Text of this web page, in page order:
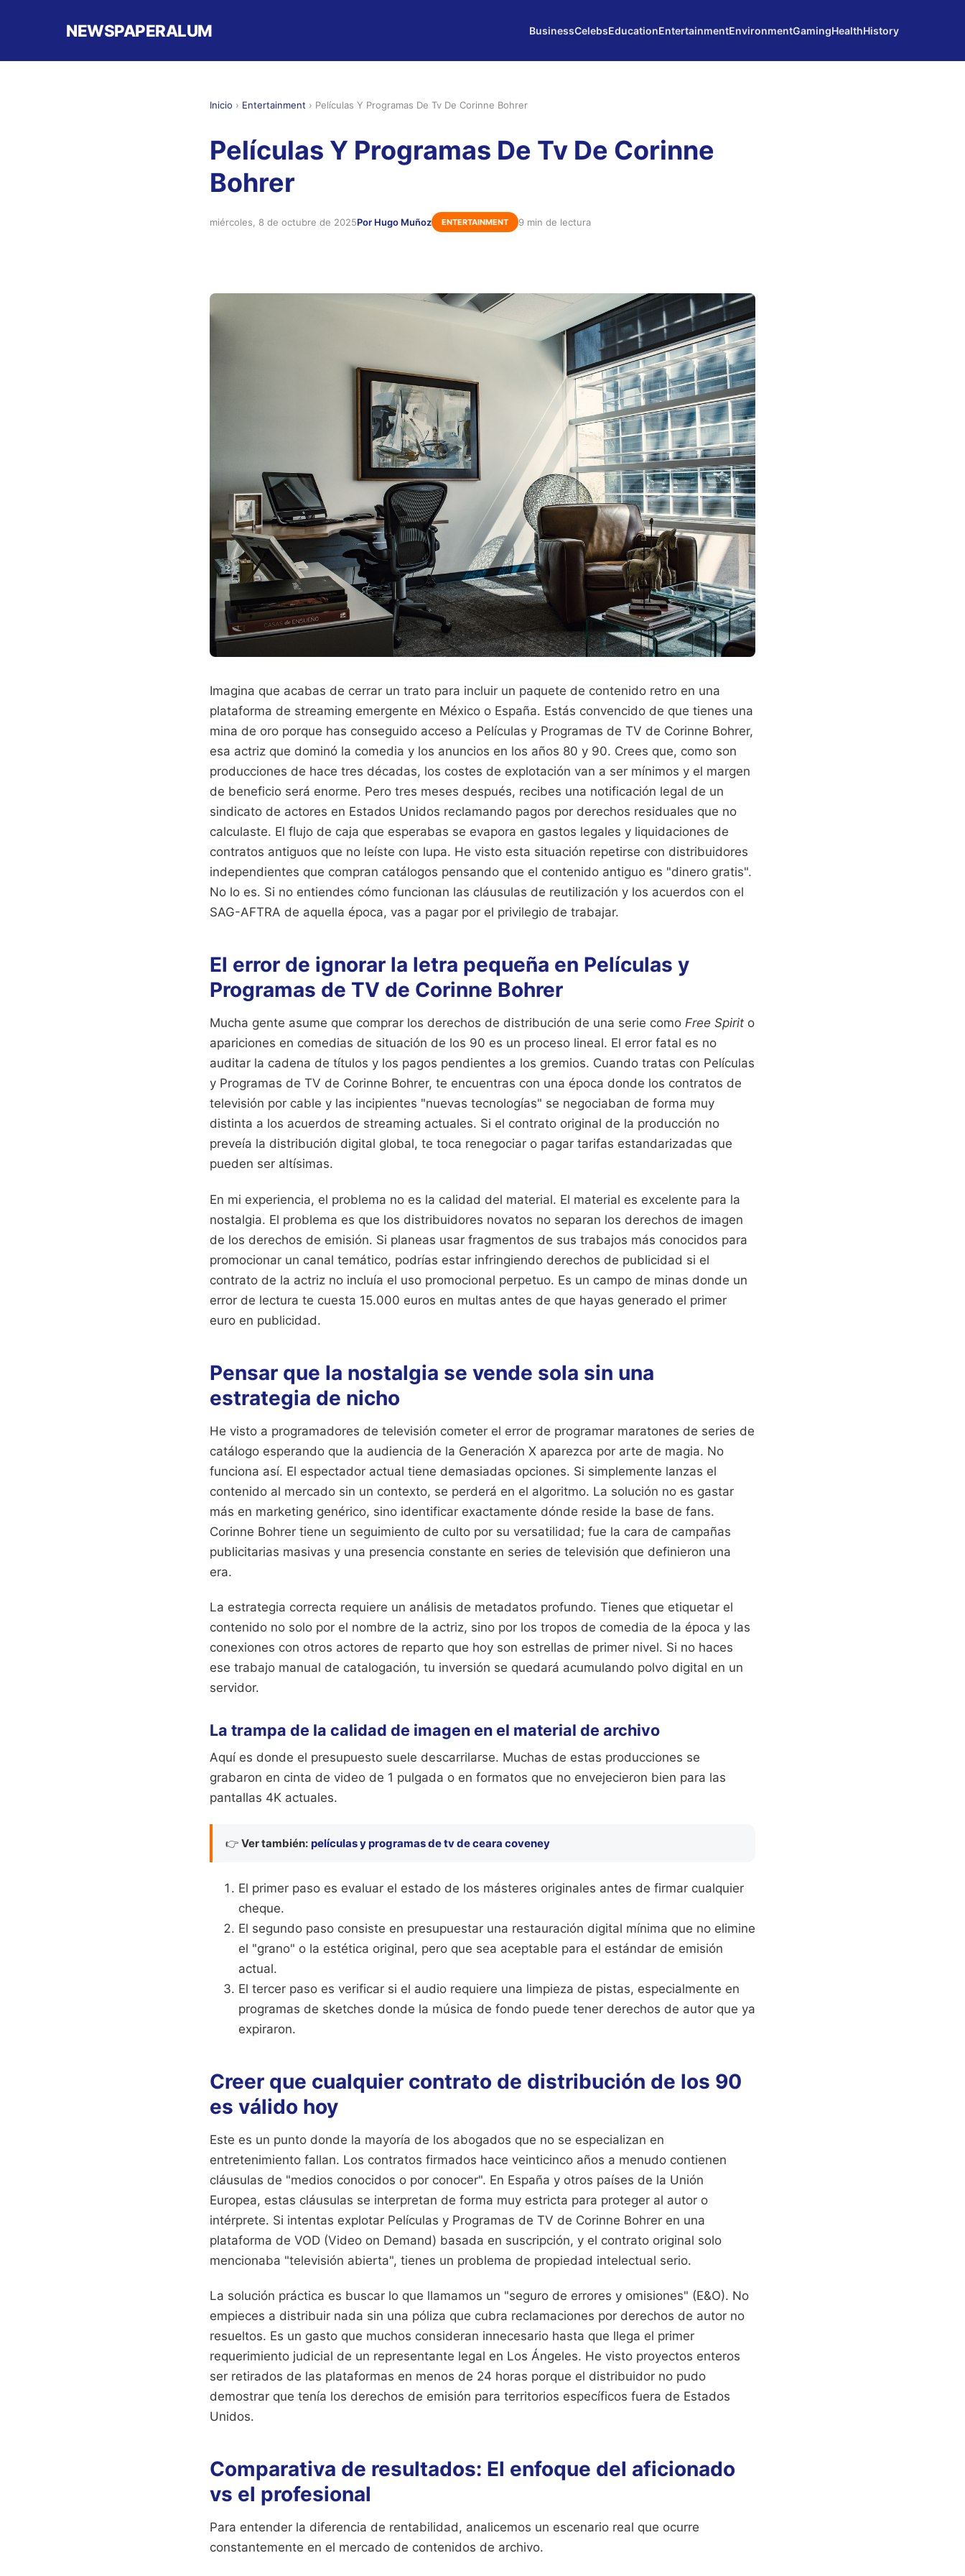
NEWSPAPERALUM BusinessCelebsEducationEntertainmentEnvironmentGamingHealthHistory
Inicio › Entertainment › Películas Y Programas De Tv De Corinne Bohrer
Películas Y Programas De Tv De Corinne
Bohrer
miércoles, 8 de octubre de 2025Por Hugo Muñoz ENTERTAINMENT 9 min de lectura
Imagina que acabas de cerrar un trato para incluir un paquete de contenido retro en una
plataforma de streaming emergente en México o España. Estás convencido de que tienes una
mina de oro porque has conseguido acceso a Películas y Programas de TV de Corinne Bohrer,
esa actriz que dominó la comedia y los anuncios en los años 80 y 90. Crees que, como son
producciones de hace tres décadas, los costes de explotación van a ser mínimos y el margen
de beneficio será enorme. Pero tres meses después, recibes una notificación legal de un
sindicato de actores en Estados Unidos reclamando pagos por derechos residuales que no
calculaste. El flujo de caja que esperabas se evapora en gastos legales y liquidaciones de
contratos antiguos que no leíste con lupa. He visto esta situación repetirse con distribuidores
independientes que compran catálogos pensando que el contenido antiguo es "dinero gratis".
No lo es. Si no entiendes cómo funcionan las cláusulas de reutilización y los acuerdos con el
SAG-AFTRA de aquella época, vas a pagar por el privilegio de trabajar.
El error de ignorar la letra pequeña en Películas y
Programas de TV de Corinne Bohrer
Mucha gente asume que comprar los derechos de distribución de una serie como Free Spirit o
apariciones en comedias de situación de los 90 es un proceso lineal. El error fatal es no
auditar la cadena de títulos y los pagos pendientes a los gremios. Cuando tratas con Películas
y Programas de TV de Corinne Bohrer, te encuentras con una época donde los contratos de
televisión por cable y las incipientes "nuevas tecnologías" se negociaban de forma muy
distinta a los acuerdos de streaming actuales. Si el contrato original de la producción no
preveía la distribución digital global, te toca renegociar o pagar tarifas estandarizadas que
pueden ser altísimas.
En mi experiencia, el problema no es la calidad del material. El material es excelente para la
nostalgia. El problema es que los distribuidores novatos no separan los derechos de imagen
de los derechos de emisión. Si planeas usar fragmentos de sus trabajos más conocidos para
promocionar un canal temático, podrías estar infringiendo derechos de publicidad si el
contrato de la actriz no incluía el uso promocional perpetuo. Es un campo de minas donde un
error de lectura te cuesta 15.000 euros en multas antes de que hayas generado el primer
euro en publicidad.
Pensar que la nostalgia se vende sola sin una
estrategia de nicho
He visto a programadores de televisión cometer el error de programar maratones de series de
catálogo esperando que la audiencia de la Generación X aparezca por arte de magia. No
funciona así. El espectador actual tiene demasiadas opciones. Si simplemente lanzas el
contenido al mercado sin un contexto, se perderá en el algoritmo. La solución no es gastar
más en marketing genérico, sino identificar exactamente dónde reside la base de fans.
Corinne Bohrer tiene un seguimiento de culto por su versatilidad; fue la cara de campañas
publicitarias masivas y una presencia constante en series de televisión que definieron una
era.
La estrategia correcta requiere un análisis de metadatos profundo. Tienes que etiquetar el
contenido no solo por el nombre de la actriz, sino por los tropos de comedia de la época y las
conexiones con otros actores de reparto que hoy son estrellas de primer nivel. Si no haces
ese trabajo manual de catalogación, tu inversión se quedará acumulando polvo digital en un
servidor.
La trampa de la calidad de imagen en el material de archivo
Aquí es donde el presupuesto suele descarrilarse. Muchas de estas producciones se
grabaron en cinta de video de 1 pulgada o en formatos que no envejecieron bien para las
pantallas 4K actuales.
👉 Ver también: películas y programas de tv de ceara coveney
El primer paso es evaluar el estado de los másteres originales antes de firmar cualquier
cheque.
El segundo paso consiste en presupuestar una restauración digital mínima que no elimine
el "grano" o la estética original, pero que sea aceptable para el estándar de emisión
actual.
El tercer paso es verificar si el audio requiere una limpieza de pistas, especialmente en
programas de sketches donde la música de fondo puede tener derechos de autor que ya
expiraron.
Creer que cualquier contrato de distribución de los 90
es válido hoy
Este es un punto donde la mayoría de los abogados que no se especializan en
entretenimiento fallan. Los contratos firmados hace veinticinco años a menudo contienen
cláusulas de "medios conocidos o por conocer". En España y otros países de la Unión
Europea, estas cláusulas se interpretan de forma muy estricta para proteger al autor o
intérprete. Si intentas explotar Películas y Programas de TV de Corinne Bohrer en una
plataforma de VOD (Video on Demand) basada en suscripción, y el contrato original solo
mencionaba "televisión abierta", tienes un problema de propiedad intelectual serio.
La solución práctica es buscar lo que llamamos un "seguro de errores y omisiones" (E&O). No
empieces a distribuir nada sin una póliza que cubra reclamaciones por derechos de autor no
resueltos. Es un gasto que muchos consideran innecesario hasta que llega el primer
requerimiento judicial de un representante legal en Los Ángeles. He visto proyectos enteros
ser retirados de las plataformas en menos de 24 horas porque el distribuidor no pudo
demostrar que tenía los derechos de emisión para territorios específicos fuera de Estados
Unidos.
Comparativa de resultados: El enfoque del aficionado
vs el profesional
Para entender la diferencia de rentabilidad, analicemos un escenario real que ocurre
constantemente en el mercado de contenidos de archivo.